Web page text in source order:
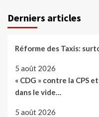
Derniers articles
Réforme des Taxis:
5 août 2026
« CDG » contre la CPS
dans le vide…
5 août 2026